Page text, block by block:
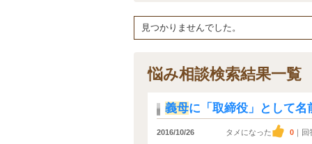
見つかりませんでした。
悩み相談検索結果一覧
義母に「取締役」として
2016/10/26 タメになった 0 ｜回